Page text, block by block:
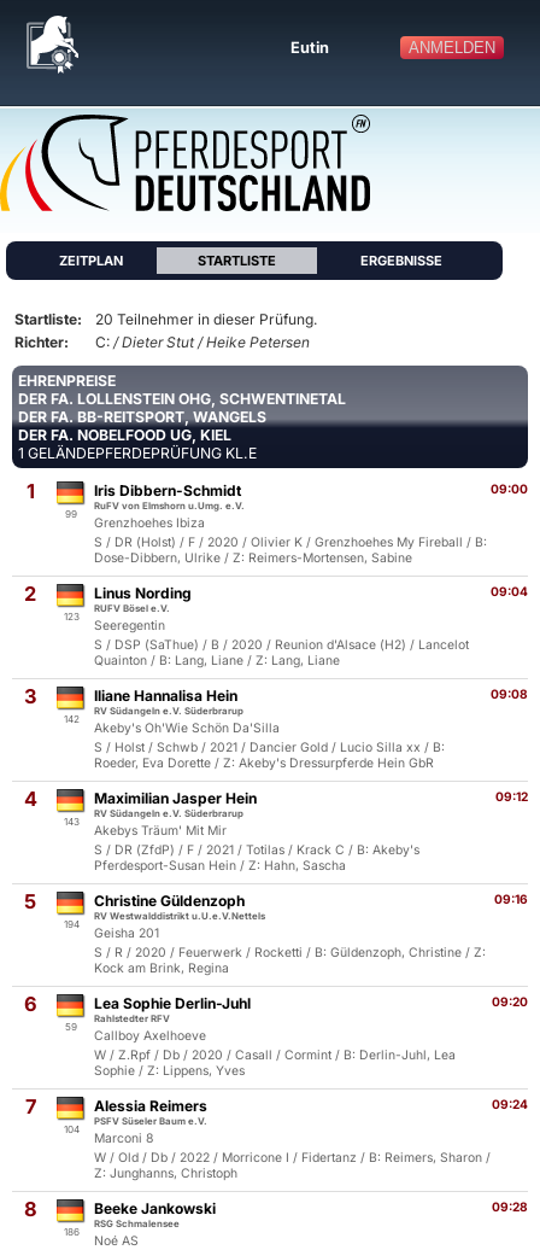
ANMELDEN
Eutin
ZEITPLAN STARTLISTE ERGEBNISSE
Startliste:
20 Teilnehmer in dieser Prüfung.
Richter:
C: / Dieter Stut / Heike Petersen
EHRENPREISE
DER FA. LOLLENSTEIN OHG, SCHWENTINETAL
DER FA. BB-REITSPORT, WANGELS
DER FA. NOBELFOOD UG, KIEL
1 GELÄNDEPFERDEPRÜFUNG KL.E
1
99
09:00
Iris Dibbern-Schmidt
RuFV von Elmshorn u.Umg. e.V.
Grenzhoehes Ibiza
S / DR (Holst) / F / 2020 / Olivier K / Grenzhoehes My Fireball / B:
Dose-Dibbern, Ulrike / Z: Reimers-Mortensen, Sabine
2
123
09:04
Linus Nording
RUFV Bösel e.V.
Seeregentin
S / DSP (SaThue) / B / 2020 / Reunion d'Alsace (H2) / Lancelot
Quainton / B: Lang, Liane / Z: Lang, Liane
3
142
09:08
Iliane Hannalisa Hein
RV Südangeln e.V. Süderbrarup
Akeby's Oh'Wie Schön Da'Silla
S / Holst / Schwb / 2021 / Dancier Gold / Lucio Silla xx / B:
Roeder, Eva Dorette / Z: Akeby's Dressurpferde Hein GbR
4
143
09:12
Maximilian Jasper Hein
RV Südangeln e.V. Süderbrarup
Akebys Träum' Mit Mir
S / DR (ZfdP) / F / 2021 / Totilas / Krack C / B: Akeby's
Pferdesport-Susan Hein / Z: Hahn, Sascha
5
194
09:16
Christine Güldenzoph
RV Westwalddistrikt u.U.e.V.Nettels
Geisha 201
S / R / 2020 / Feuerwerk / Rocketti / B: Güldenzoph, Christine / Z:
Kock am Brink, Regina
6
59
09:20
Lea Sophie Derlin-Juhl
Rahlstedter RFV
Callboy Axelhoeve
W / Z.Rpf / Db / 2020 / Casall / Cormint / B: Derlin-Juhl, Lea
Sophie / Z: Lippens, Yves
7
104
09:24
Alessia Reimers
PSFV Süseler Baum e.V.
Marconi 8
W / Old / Db / 2022 / Morricone I / Fidertanz / B: Reimers, Sharon /
Z: Junghanns, Christoph
8
186
09:28
Beeke Jankowski
RSG Schmalensee
Noé AS